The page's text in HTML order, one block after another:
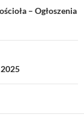
– Ogłoszenia